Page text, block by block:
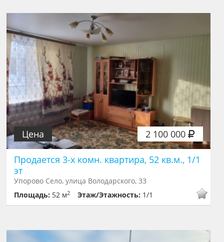
2 100 000
Цена
Продается 3-х комн. квартира, 52 кв.м., 1/1
эт
Упорово Село, улица Володарского, 33
Площадь: 52 м2 Этаж/Этажность: 1/1